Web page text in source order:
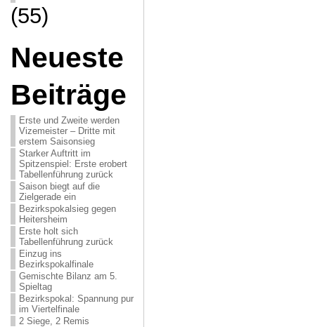
(55)
Neueste
Beiträge
Erste und Zweite werden
Vizemeister – Dritte mit
erstem Saisonsieg
Starker Auftritt im
Spitzenspiel: Erste erobert
Tabellenführung zurück
Saison biegt auf die
Zielgerade ein
Bezirkspokalsieg gegen
Heitersheim
Erste holt sich
Tabellenführung zurück
Einzug ins
Bezirkspokalfinale
Gemischte Bilanz am 5.
Spieltag
Bezirkspokal: Spannung pur
im Viertelfinale
2 Siege, 2 Remis